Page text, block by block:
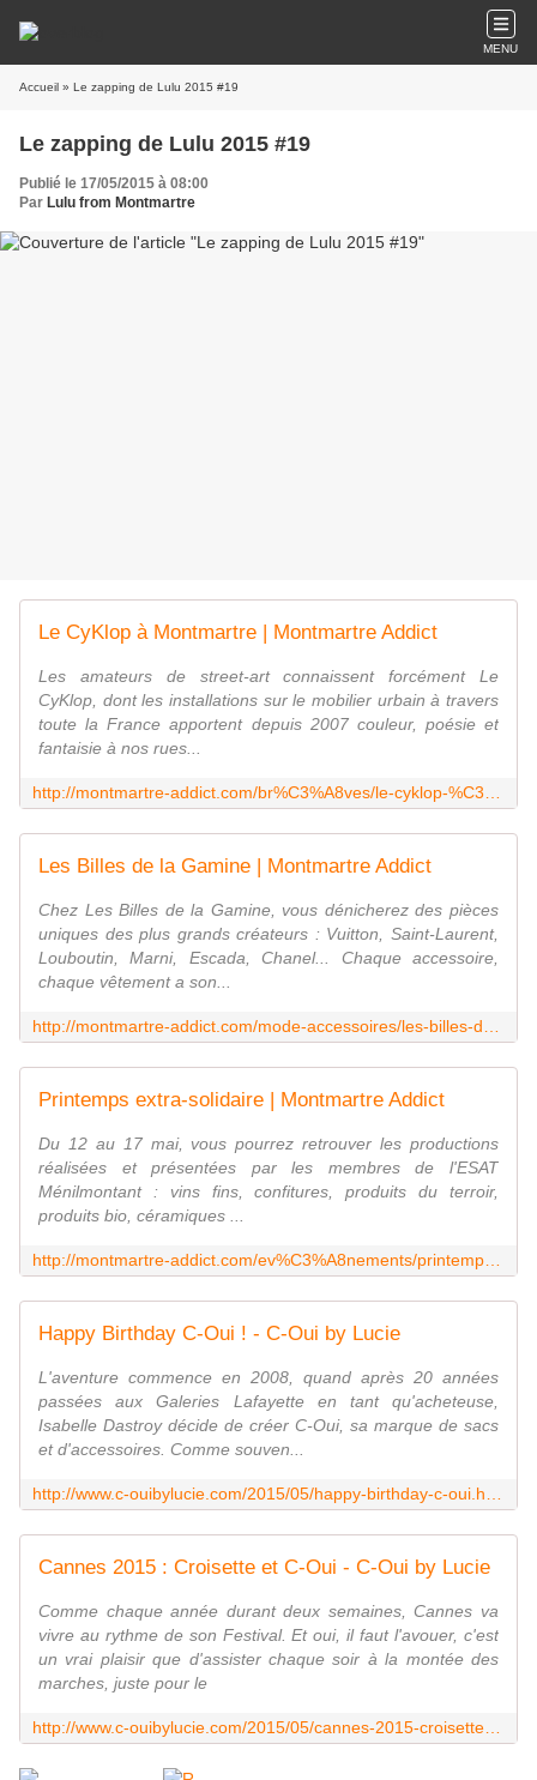
MENU
Accueil » Le zapping de Lulu 2015 #19
Le zapping de Lulu 2015 #19
Publié le 17/05/2015 à 08:00
Par Lulu from Montmartre
Le CyKlop à Montmartre | Montmartre Addict
Les amateurs de street-art connaissent forcément Le
CyKlop, dont les installations sur le mobilier urbain à travers
toute la France apportent depuis 2007 couleur, poésie et
fantaisie à nos rues...
Les Billes de la Gamine | Montmartre Addict
Chez Les Billes de la Gamine, vous dénicherez des pièces
uniques des plus grands créateurs : Vuitton, Saint-Laurent,
Louboutin, Marni, Escada, Chanel... Chaque accessoire,
chaque vêtement a son...
Printemps extra-solidaire | Montmartre Addict
Du 12 au 17 mai, vous pourrez retrouver les productions
réalisées et présentées par les membres de l'ESAT
Ménilmontant : vins fins, confitures, produits du terroir,
produits bio, céramiques ...
Happy Birthday C-Oui ! - C-Oui by Lucie
L'aventure commence en 2008, quand après 20 années
passées aux Galeries Lafayette en tant qu'acheteuse,
Isabelle Dastroy décide de créer C-Oui, sa marque de sacs
et d'accessoires. Comme souven...
Cannes 2015 : Croisette et C-Oui - C-Oui by Lucie
Comme chaque année durant deux semaines, Cannes va
vivre au rythme de son Festival. Et oui, il faut l'avouer, c'est
un vrai plaisir que d'assister chaque soir à la montée des
marches, juste pour le